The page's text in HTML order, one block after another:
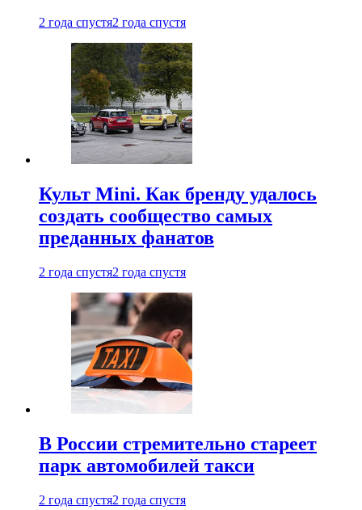
2 года спустя2 года спустя
Культ Mini. Как бренду удалось
создать сообщество самых
преданных фанатов
2 года спустя2 года спустя
В России стремительно стареет
парк автомобилей такси
2 года спустя2 года спустя